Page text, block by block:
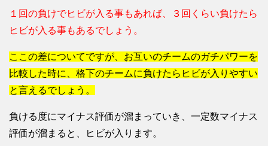
１回の負けでヒビが入る事もあれば、３回くらい負けたら
ヒビが入る事もあるでしょう。
ここの差についてですが、お互いのチームのガチパワーを
比較した時に、格下のチームに負けたらヒビが入りやすい
と言えるでしょう。
負ける度にマイナス評価が溜まっていき、一定数マイナス
評価が溜まると、ヒビが入ります。